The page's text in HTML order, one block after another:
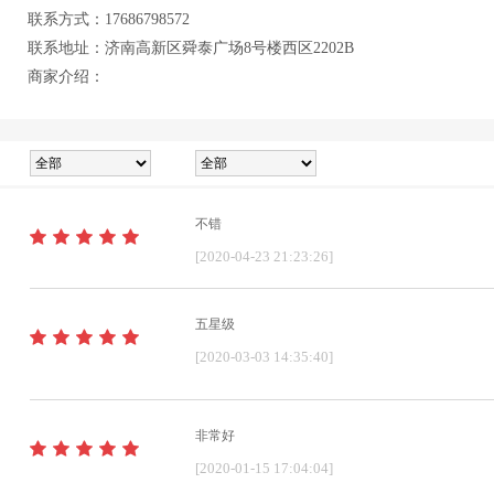
联系方式：17686798572
联系地址：济南高新区舜泰广场8号楼西区2202B
商家介绍：
不错
[2020-04-23 21:23:26]
五星级
[2020-03-03 14:35:40]
非常好
[2020-01-15 17:04:04]